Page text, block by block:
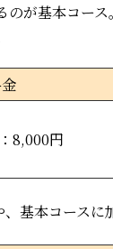
が基本コース。
8,000円
基本コースに